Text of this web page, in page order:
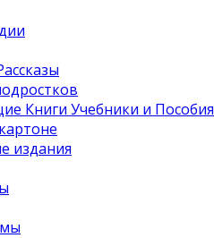
Книги Учебники и Пособия
издания